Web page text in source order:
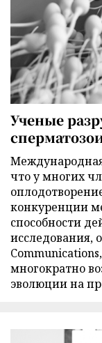
Ученые
что у многих
конкуренции
способности
исследования,
многократно
эволюции на